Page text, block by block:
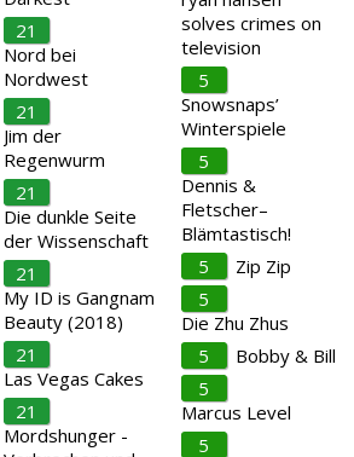
21
Nord bei
Nordwest
21
Jim der
Regenwurm
21
Die dunkle Seite
der Wissenschaft
21
My ID is Gangnam
Beauty (2018)
21
Las Vegas Cakes
21
Mordshunger -
solves crimes on
television
5
Snowsnaps’
Winterspiele
5
Dennis &
Fletscher–
Blämtastisch!
5
Zip Zip
5
Die Zhu Zhus
5
Bobby & Bill
5
Marcus Level
5